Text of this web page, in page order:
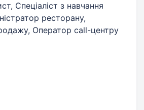
Спеціаліст з навчання
ресторану,
Оператор call-центру